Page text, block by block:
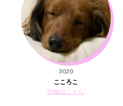
3020
こころこ
詳細はこちら